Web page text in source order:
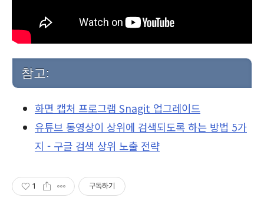
참고:
화면 캡처 프로그램 Snagit 업그레이드
유튜브 동영상이 상위에 검색되도록 하는 방법 5가
지 - 구글 검색 상위 노출 전략
1 구독하기